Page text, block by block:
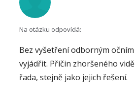
Na otázku odpovídá:
Bez vyšetření odborným
vyjádřit. Příčin zhoršeného
řada, stejně jako jejich řešení.